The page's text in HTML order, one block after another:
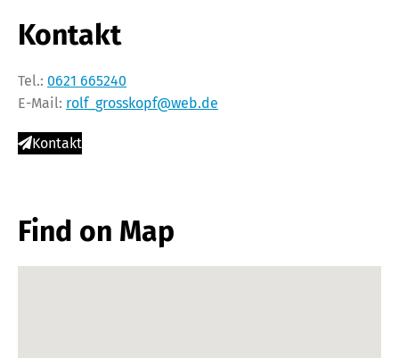
Kontakt
Tel.: 0621 665240
E-Mail: rolf_grosskopf@web.de
Kontakt
Find on Map